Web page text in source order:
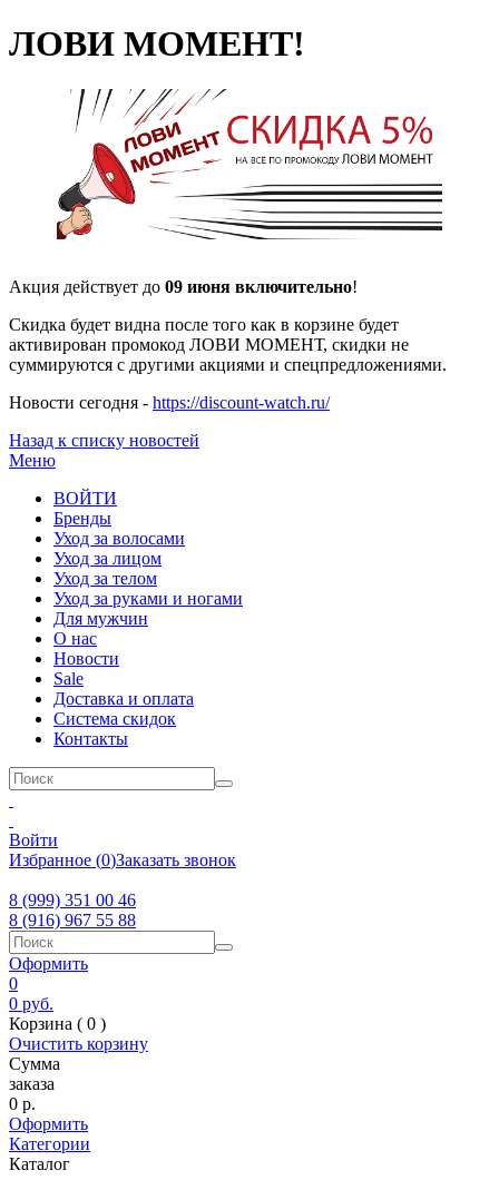
ЛОВИ МОМЕНТ!
Акция действует до 09 июня включительно!
Скидка будет видна после того как в корзине будет
активирован промокод ЛОВИ МОМЕНТ, скидки не
суммируются с другими акциями и спецпредложениями.
Новости сегодня - https://discount-watch.ru/
Назад к списку новостей
Меню
ВОЙТИ
Бренды
Уход за волосами
Уход за лицом
Уход за телом
Уход за руками и ногами
Для мужчин
О нас
Новости
Sale
Доставка и оплата
Система скидок
Контакты
Войти
Избранное (0)Заказать звонок
8 (999) 351 00 46
8 (916) 967 55 88
Оформить
0
0 руб.
Корзина ( 0 )
Очистить корзину
Сумма
заказа
0 р.
Оформить
Категории
Каталог